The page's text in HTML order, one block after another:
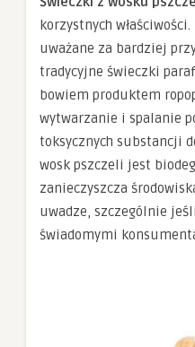
korzystnych
uważane za bardziej
tradycyjne świeczki
bowiem produktem
wytwarzanie i spalanie
toksycznych substancji
wosk pszczeli jest
zanieczyszcza
uwadze, szczególnie
świadomymi